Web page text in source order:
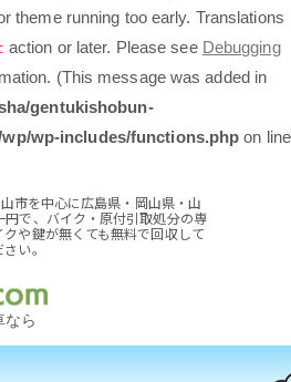
theme running too early. Translations
action or later. Please see Debugging
(This message was added in
gentukishobun-
wp-includes/functions.php on line
市を中心に広島県・岡山県・山
で、バイク・原付引取処分の専
や鍵が無くても無料で回収して
い。
なら